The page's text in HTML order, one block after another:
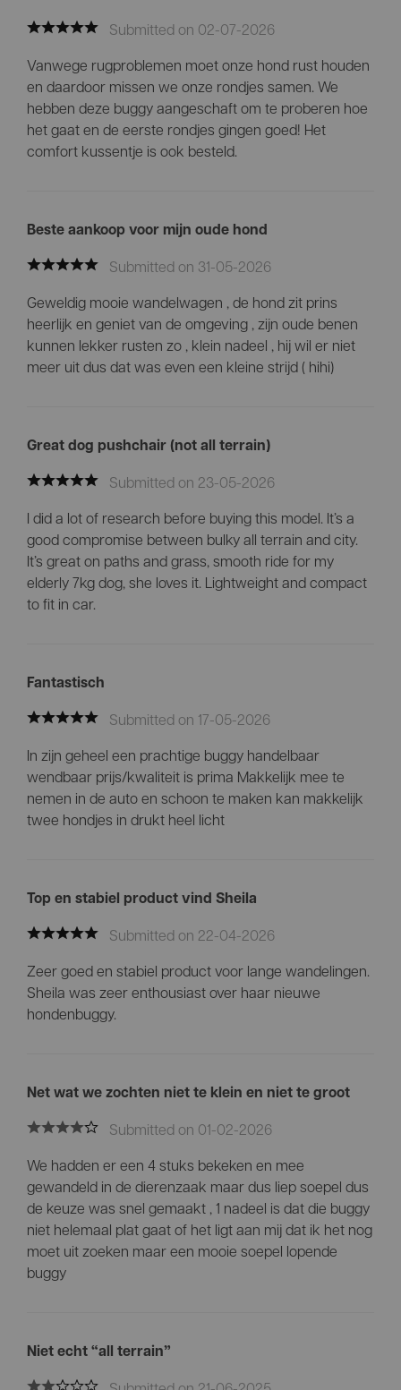
Submitted on 02-07-2026
Vanwege rugproblemen moet onze hond rust houden
en daardoor missen we onze rondjes samen. We
hebben deze buggy aangeschaft om te proberen hoe
het gaat en de eerste rondjes gingen goed! Het
comfort kussentje is ook besteld.
Beste aankoop voor mijn oude hond
Submitted on 31-05-2026
Geweldig mooie wandelwagen , de hond zit prins
heerlijk en geniet van de omgeving , zijn oude benen
kunnen lekker rusten zo , klein nadeel , hij wil er niet
meer uit dus dat was even een kleine strijd ( hihi)
Great dog pushchair (not all terrain)
Submitted on 23-05-2026
I did a lot of research before buying this model. It’s a
good compromise between bulky all terrain and city.
It’s great on paths and grass, smooth ride for my
elderly 7kg dog, she loves it. Lightweight and compact
to fit in car.
Fantastisch
Submitted on 17-05-2026
In zijn geheel een prachtige buggy handelbaar
wendbaar prijs/kwaliteit is prima Makkelijk mee te
nemen in de auto en schoon te maken kan makkelijk
twee hondjes in drukt heel licht
Top en stabiel product vind Sheila
Submitted on 22-04-2026
Zeer goed en stabiel product voor lange wandelingen.
Sheila was zeer enthousiast over haar nieuwe
hondenbuggy.
Net wat we zochten niet te klein en niet te groot
Submitted on 01-02-2026
We hadden er een 4 stuks bekeken en mee
gewandeld in de dierenzaak maar dus liep soepel dus
de keuze was snel gemaakt , 1 nadeel is dat die buggy
niet helemaal plat gaat of het ligt aan mij dat ik het nog
moet uit zoeken maar een mooie soepel lopende
buggy
Niet echt “all terrain”